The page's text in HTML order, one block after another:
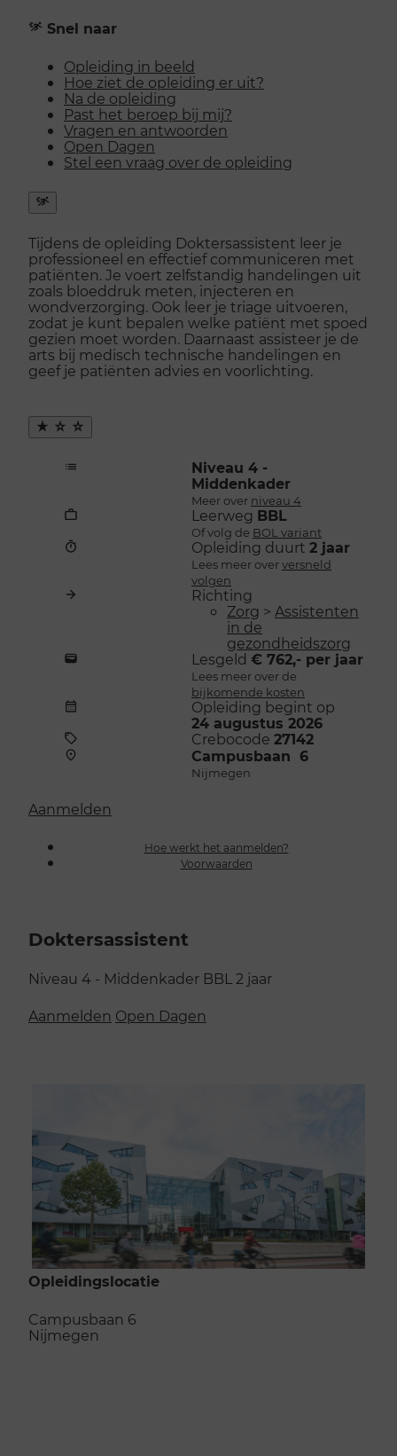
Snel naar
Opleiding in beeld
Hoe ziet de opleiding er uit?
Na de opleiding
Past het beroep bij mij?
Vragen en antwoorden
Open Dagen
Stel een vraag over de opleiding
Snel
naar
menu
openen
Tijdens de opleiding Doktersassistent leer je
professioneel en effectief communiceren met
patiënten. Je voert zelfstandig handelingen uit
zoals bloeddruk meten, injecteren en
wondverzorging. Ook leer je triage uitvoeren,
zodat je kunt bepalen welke patiënt met spoed
gezien moet worden. Daarnaast assisteer je de
arts bij medisch technische handelingen en
geef je patiënten advies en voorlichting.
Maak
favoriet
Niveau 4 -
Middenkader
Meer over niveau 4
Leerweg BBL
Of volg de BOL variant
Opleiding duurt 2 jaar
Lees meer overversneld
volgen
Richting
Zorg > Assistenten
in de
gezondheidszorg
Lesgeld € 762,- per jaar
Lees meer over de
bijkomende kosten
Opleiding begint op
24 augustus 2026
Crebocode 27142
Campusbaan 6
Nijmegen
Aanmelden
Hoe werkt het aanmelden?
Voorwaarden
Doktersassistent
Niveau 4 - Middenkader BBL 2 jaar
Aanmelden Open Dagen
Opleidingslocatie
Campusbaan 6
Nijmegen